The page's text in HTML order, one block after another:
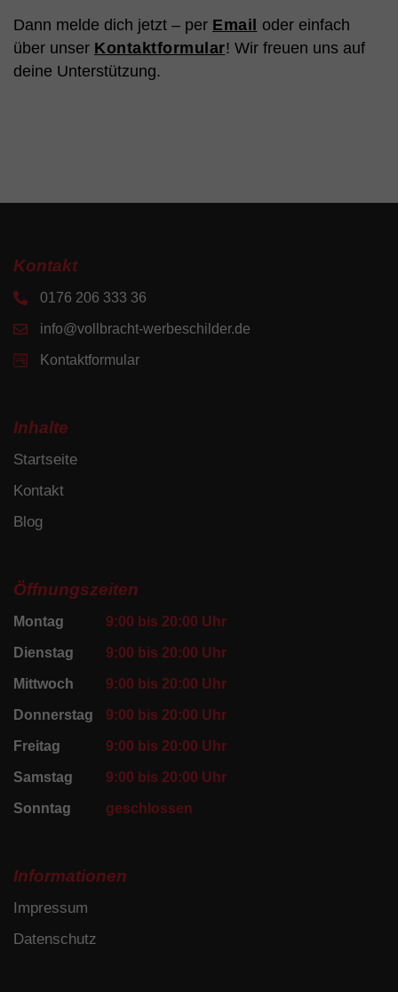
Dann melde dich jetzt – per Email oder einfach
über unser Kontaktformular! Wir freuen uns auf
deine Unterstützung.
Kontakt
0176 206 333 36
info@vollbracht-werbeschilder.de
Kontaktformular
Inhalte
Startseite
Kontakt
Blog
Öffnungszeiten
Montag 9:00 bis 20:00 Uhr
Dienstag 9:00 bis 20:00 Uhr
Mittwoch 9:00 bis 20:00 Uhr
Donnerstag 9:00 bis 20:00 Uhr
Freitag 9:00 bis 20:00 Uhr
Samstag 9:00 bis 20:00 Uhr
Sonntag geschlossen
Informationen
Impressum
Datenschutz